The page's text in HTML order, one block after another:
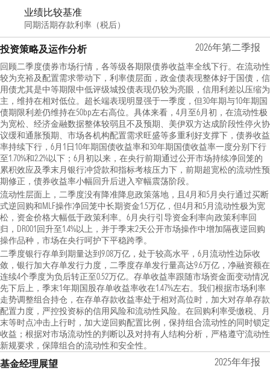
业绩比较基准
同期活期存款利率（税后）
投资策略及运作分析 2026年第二季报
回顾二季度债券市场行情，各等级各期限债券收益率全线下行。在流动性
较为充裕及配置需求带动下，利率债层面，政金债表现整体好于国债，信
用债尤其是中等期限中低评级城投债表现仍较为亮眼，信用利差以压缩为
主，维持在相对低位。超长端表现明显强于一季度，但30年期与10年期国
债期限利差仍维持在50bp左右高位。具体来看，4月至6月初，在流动性极
为宽松、经济金融数据整体较弱且不及预期、美伊双方达成阶段性停火协
议缓和通胀预期、市场各机构配置需求旺盛等多重利好支撑下，债券收益
率持续下行，6月1日10年期国债收益率和30年期国债收益率一度分别下行
至1.70%和2.2%以下；6月初以来，在央行前期通过公开市场持续净回笼的
累积效应及季末月银行冲贷款和指标考核压力下，前期超宽松的流动性预
期修正，债券收益率小幅回升后进入窄幅震荡阶段。
流动性层面上，二季度没有降准降息政策落地，且4月和5月央行通过买断
式逆回购和MLF操作净回笼中长期资金1.5万亿，但4月和5月流动性极为宽
松，资金价格大幅低于政策利率。6月央行引导资金利率向政策利率回
归，DR001回升至1.4%以上，并于季末2天公开市场操作中增加隔夜逆回购
操作品种，市场在央行呵护下平稳跨季。
二季度银行存单到期量达到9.08万亿，处于较高水平，6月流动性边际收
敛，银行加大存单发行力度，二季度存单发行量高达9.6万亿，净融资额在
连续4个季度为负后转正至0.52万亿。存单收益率跟随市场资金面变动情况
先下后上，季末1年期国股存单收益率收在1.47%左右。我们根据市场利率
走势调整组合持仓，在存单存款收益率处于相对高位时，加大对存单存款
配置力度，严控投资标的信用风险和流动性风险。在回购利率受缴税、月
末等时点冲击上行时，加大逆回购配置比例，保持组合流动性的同时锁定
收益；根据对市场流动性的判断以及对持有人结构分析，严格遵守流动性
新规要求，保障组合的流动性和安全性。
基金经理展望 2025年年报